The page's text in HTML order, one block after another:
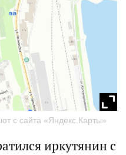
с сайта «Яндекс.Карты»
иркутянин с